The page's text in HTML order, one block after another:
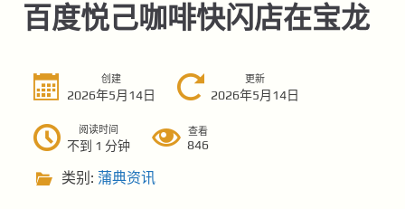
百度悦己咖啡快闪店在宝龙
创建
2026年5月14日
更新
2026年5月14日
阅读时间
不到 1 分钟
查看
846
类别: 蒲典资讯